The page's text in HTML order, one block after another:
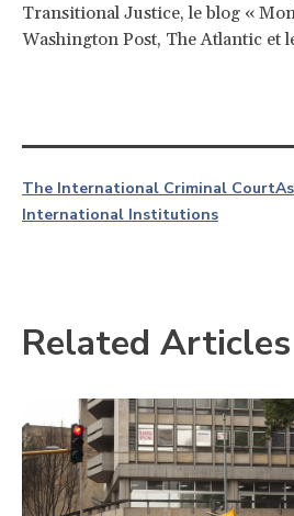
Transitional Justice, le blog «
Washington Post, The Atlantic et
The International Criminal Court
International Institutions
Related Articles